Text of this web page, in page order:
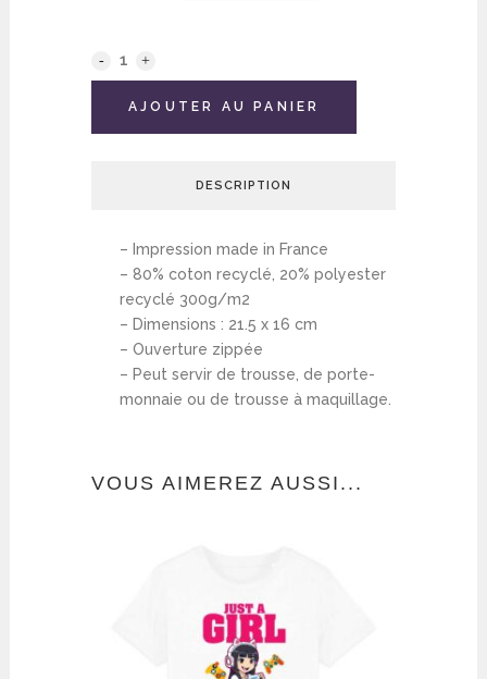
AJOUTER AU PANIER
DESCRIPTION
– Impression made in France
– 80% coton recyclé, 20% polyester
recyclé 300g/m2
– Dimensions : 21.5 x 16 cm
– Ouverture zippée
– Peut servir de trousse, de porte-
monnaie ou de trousse à maquillage.
VOUS AIMEREZ AUSSI...